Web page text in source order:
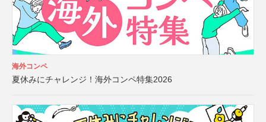
海外コンペ
夏休みにチャレンジ！海外コンペ特集2026